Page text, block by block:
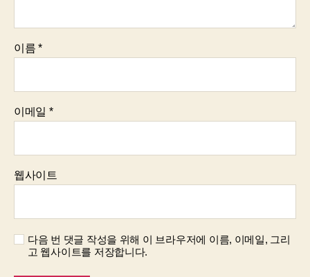
이름*
이메일 *
웹사이트
다음 번 댓글 작성을 위해 이 브라우저에 이름, 이메일, 그리
고 웹사이트를 저장합니다.